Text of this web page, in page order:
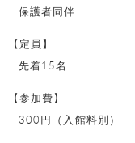
保護者同伴
【定員】
先着15名
【参加費】
300円（入館料別）